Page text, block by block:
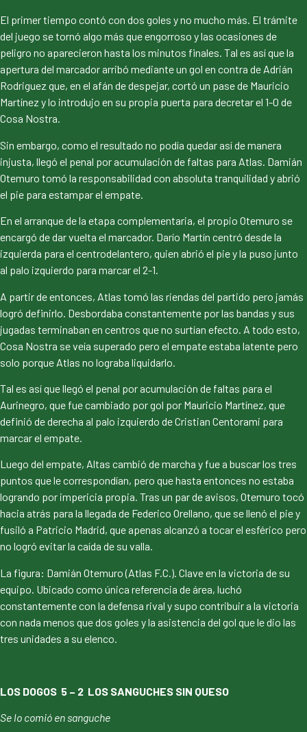
El primer tiempo contó con dos goles y no mucho más. El trámite
del juego se tornó algo más que engorroso y las ocasiones de
peligro no aparecieron hasta los minutos finales. Tal es así que la
apertura del marcador arribó mediante un gol en contra de Adrián
Rodriguez que, en el afán de despejar, cortó un pase de Mauricio
Martínez y lo introdujo en su propia puerta para decretar el 1-0 de
Cosa Nostra.
Sin embargo, como el resultado no podía quedar así de manera
injusta, llegó el penal por acumulación de faltas para Atlas. Damián
Otemuro tomó la responsabilidad con absoluta tranquilidad y abrió
el pie para estampar el empate.
En el arranque de la etapa complementaria, el propio Otemuro se
encargó de dar vuelta el marcador. Darío Martín centró desde la
izquierda para el centrodelantero, quien abrió el pie y la puso junto
al palo izquierdo para marcar el 2-1.
A partir de entonces, Atlas tomó las riendas del partido pero jamás
logró definirlo. Desbordaba constantemente por las bandas y sus
jugadas terminaban en centros que no surtían efecto. A todo esto,
Cosa Nostra se veía superado pero el empate estaba latente pero
solo porque Atlas no lograba liquidarlo.
Tal es así que llegó el penal por acumulación de faltas para el
Aurinegro, que fue cambiado por gol por Mauricio Martínez, que
definió de derecha al palo izquierdo de Cristian Centorami para
marcar el empate.
Luego del empate, Altas cambió de marcha y fue a buscar los tres
puntos que le correspondían, pero que hasta entonces no estaba
logrando por impericia propia. Tras un par de avisos, Otemuro tocó
hacia atrás para la llegada de Federico Orellano, que se llenó el pie y
fusiló a Patricio Madrid, que apenas alcanzó a tocar el esférico pero
no logró evitar la caída de su valla.
La figura: Damián Otemuro (Atlas F.C.). Clave en la victoria de su
equipo. Ubicado como única referencia de área, luchó
constantemente con la defensa rival y supo contribuir a la victoria
con nada menos que dos goles y la asistencia del gol que le dio las
tres unidades a su elenco.
LOS DOGOS 5 – 2 LOS SANGUCHES SIN QUESO
Se lo comió en sanguche